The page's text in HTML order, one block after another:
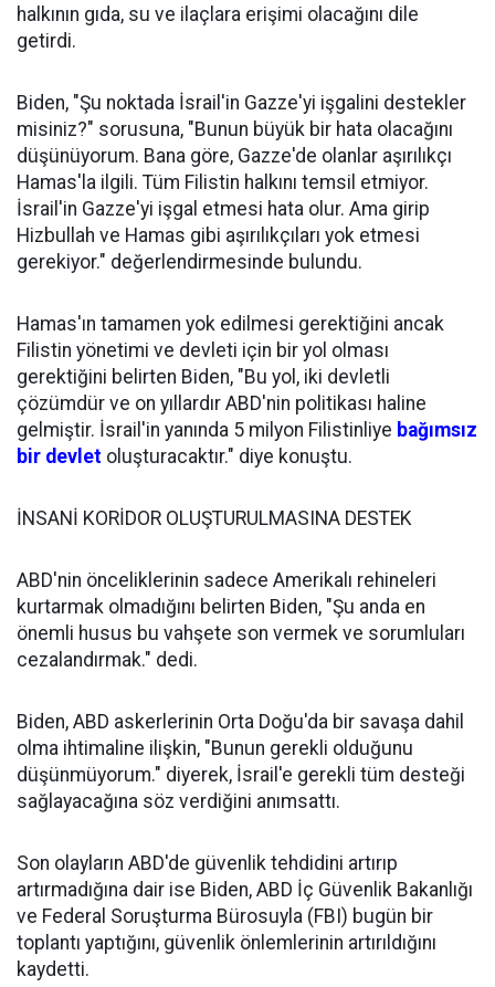
halkının gıda, su ve ilaçlara erişimi olacağını dile
getirdi.
Biden, "Şu noktada İsrail'in Gazze'yi işgalini destekler
misiniz?" sorusuna, "Bunun büyük bir hata olacağını
düşünüyorum. Bana göre, Gazze'de olanlar aşırılıkçı
Hamas'la ilgili. Tüm Filistin halkını temsil etmiyor.
İsrail'in Gazze'yi işgal etmesi hata olur. Ama girip
Hizbullah ve Hamas gibi aşırılıkçıları yok etmesi
gerekiyor." değerlendirmesinde bulundu.
Hamas'ın tamamen yok edilmesi gerektiğini ancak
Filistin yönetimi ve devleti için bir yol olması
gerektiğini belirten Biden, "Bu yol, iki devletli
çözümdür ve on yıllardır ABD'nin politikası haline
gelmiştir. İsrail'in yanında 5 milyon Filistinliye bağımsız
bir devlet oluşturacaktır." diye konuştu.
İNSANİ KORİDOR OLUŞTURULMASINA DESTEK
ABD'nin önceliklerinin sadece Amerikalı rehineleri
kurtarmak olmadığını belirten Biden, "Şu anda en
önemli husus bu vahşete son vermek ve sorumluları
cezalandırmak." dedi.
Biden, ABD askerlerinin Orta Doğu'da bir savaşa dahil
olma ihtimaline ilişkin, "Bunun gerekli olduğunu
düşünmüyorum." diyerek, İsrail'e gerekli tüm desteği
sağlayacağına söz verdiğini anımsattı.
Son olayların ABD'de güvenlik tehdidini artırıp
artırmadığına dair ise Biden, ABD İç Güvenlik Bakanlığı
ve Federal Soruşturma Bürosuyla (FBI) bugün bir
toplantı yaptığını, güvenlik önlemlerinin artırıldığını
kaydetti.